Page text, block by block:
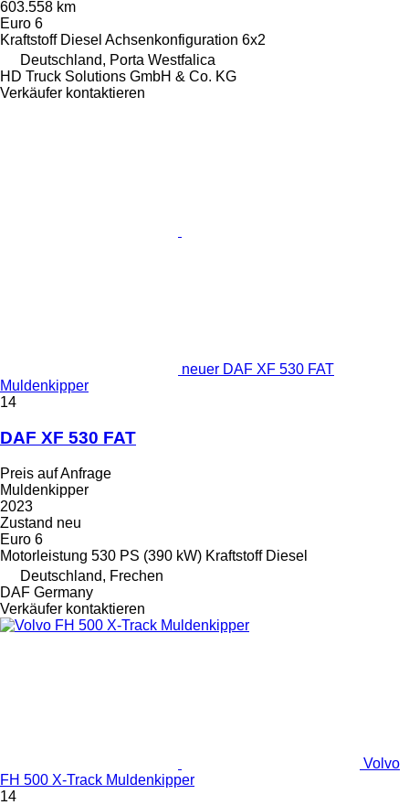
603.558 km
Euro 6
Kraftstoff Diesel Achsenkonfiguration 6x2
Deutschland, Porta Westfalica
HD Truck Solutions GmbH & Co. KG
Verkäufer kontaktieren
neuer DAF XF 530 FAT
Muldenkipper
14
DAF XF 530 FAT
Preis auf Anfrage
Muldenkipper
2023
Zustand neu
Euro 6
Motorleistung 530 PS (390 kW) Kraftstoff Diesel
Deutschland, Frechen
DAF Germany
Verkäufer kontaktieren
Volvo
FH 500 X-Track Muldenkipper
14